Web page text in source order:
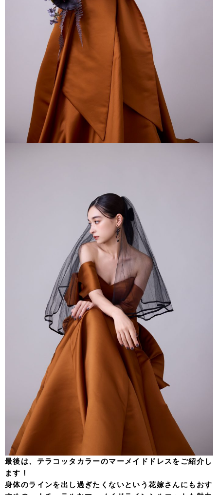
最後は、テラコッタカラーのマーメイドドレスをご紹介し
ます！
身体のラインを出し過ぎたくないという花嫁さんにもおす